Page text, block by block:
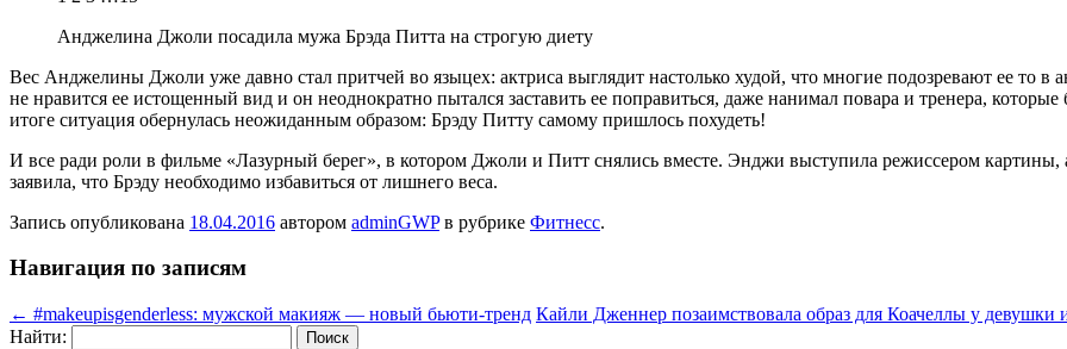
Анджелина Джоли посадила мужа Брэда Питта на строгую диету
Вес Анджелины Джоли уже давно стал притчей во языцех: актриса выглядит настолько худой, что многие подозревают ее то
не нравится ее истощенный вид и он неоднократно пытался заставить ее поправиться, даже нанимал повара и тренера,
итоге ситуация обернулась неожиданным образом: Брэду Питту самому пришлось похудеть!
И все ради роли в фильме «Лазурный берег», в котором Джоли и Питт снялись вместе. Энджи выступила режиссером
заявила, что Брэду необходимо избавиться от лишнего веса.
Запись опубликована 18.04.2016 автором adminGWPв рубрике Фитнесс.
Навигация по записям
← #makeupisgenderless: мужской макияж — новый бьюти-тренд Кайли Дженнер позаимствовала образ для Коачеллы у девушки
Найти: